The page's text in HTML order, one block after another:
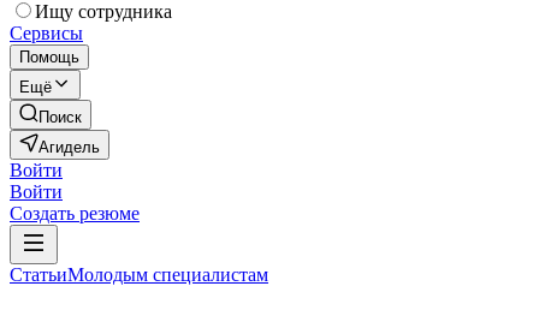
Ищу сотрудника
Сервисы
Помощь
Ещё
Поиск
Агидель
Войти
Войти
Создать резюме
СтатьиМолодым специалистам